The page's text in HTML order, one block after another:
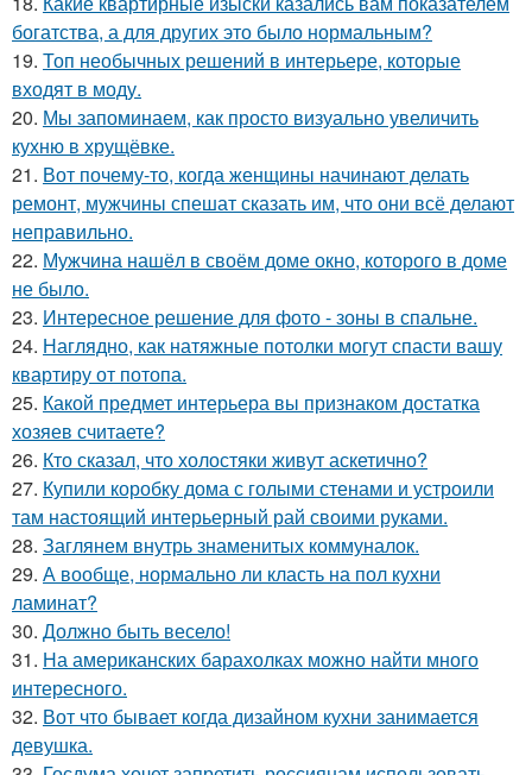
богатства, а для других это было нормальным?
19. Топ необычных решений в интерьере, которые
входят в моду.
20. Мы запоминаем, как просто визуально увеличить
кухню в хрущёвке.
21. Вот почему-то, когда женщины начинают делать
ремонт, мужчины спешат сказать им, что они всё делают
неправильно.
22. Мужчина нашёл в своём доме окно, которого в доме
не было.
23. Интересное решение для фото - зоны в спальне.
24. Наглядно, как натяжные потолки могут спасти вашу
квартиру от потопа.
25. Какой предмет интерьера вы признаком достатка
хозяев считаете?
26. Кто сказал, что холостяки живут аскетично?
27. Купили коробку дома с голыми стенами и устроили
там настоящий интерьерный рай своими руками.
28. Заглянем внутрь знаменитых коммуналок.
29. А вообще, нормально ли класть на пол кухни
ламинат?
30. Должно быть весело!
31. На американских барахолках можно найти много
интересного.
32. Вот что бывает когда дизайном кухни занимается
девушка.